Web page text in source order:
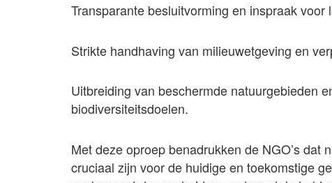
Transparante besluitvorming en inspraak voor
Strikte handhaving van milieuwetgeving en
Uitbreiding van beschermde natuurgebieden
biodiversiteitsdoelen.
Met deze oproep benadrukken de NGO’s dat
cruciaal zijn voor de huidige en toekomstige